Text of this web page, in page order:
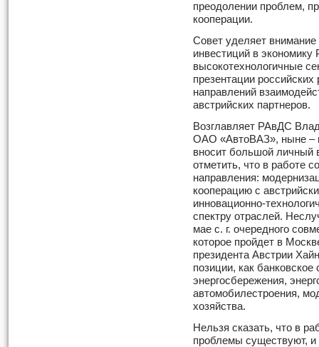
преодолении проблем,
кооперации.
Совет уделяет внимание
инвестиций в экономику
высокотехнологичные
презентации
направлений
австрийских партнеров.
Возглавляет РАвДС
ОАО «АвтоВАЗ», ныне –
вносит большой личный
отметить, что в работе
направления:
кооперацию с
инновационно-
спектру отраслей.
мае с. г. очередного
которое пройдет в
президента Австрии
позиции, как
энергосбережения,
автомобилестроения,
хозяйства.
Нельзя сказать, что в
проблемы существуют, и